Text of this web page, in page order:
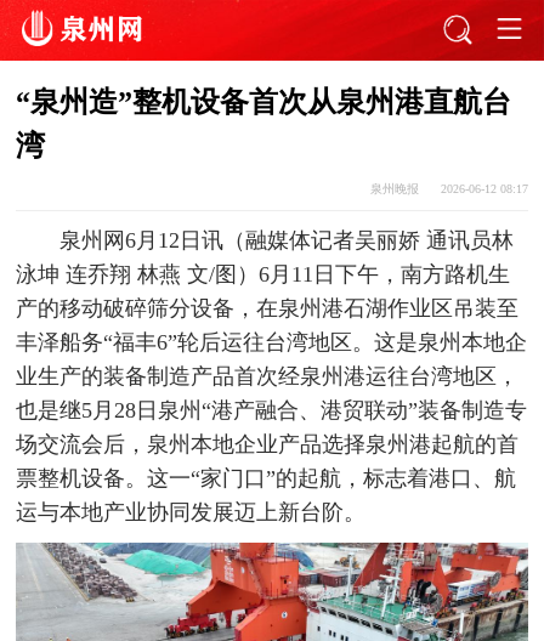
“泉州造”整机设备首次从泉州港直航台
湾
泉州晚报 2026-06-12 08:17
泉州网6月12日讯（融媒体记者吴丽娇 通讯员林
泳坤 连乔翔 林燕 文/图）6月11日下午，南方路机生
产的移动破碎筛分设备，在泉州港石湖作业区吊装至
丰泽船务“福丰6”轮后运往台湾地区。这是泉州本地企
业生产的装备制造产品首次经泉州港运往台湾地区，
也是继5月28日泉州“港产融合、港贸联动”装备制造专
场交流会后，泉州本地企业产品选择泉州港起航的首
票整机设备。这一“家门口”的起航，标志着港口、航
运与本地产业协同发展迈上新台阶。